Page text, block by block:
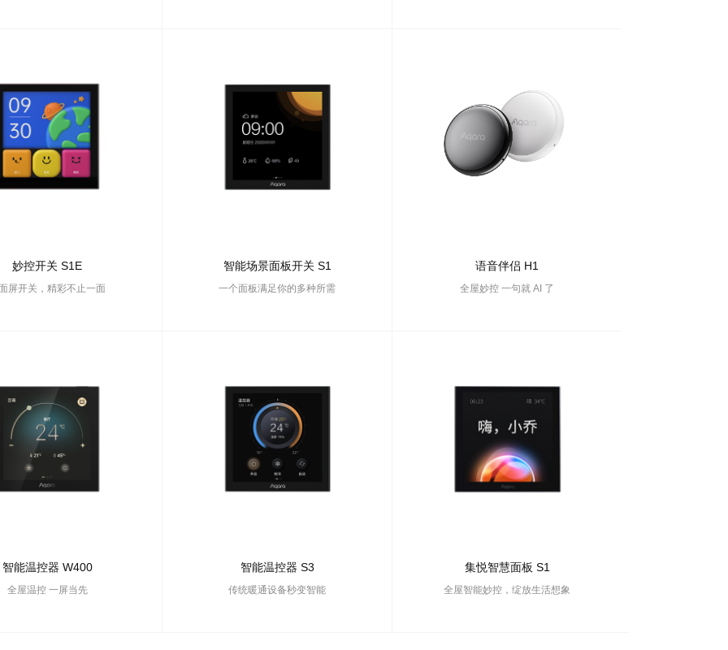
妙控开关 S1E
屏开关，精彩不止一面
智能场景面板开关 S1
一个面板满足你的多种所需
语音伴侣 H1
全屋妙控 一句就 AI 了
智能温控器 W400
全屋温控 一屏当先
智能温控器 S3
传统暖通设备秒变智能
集悦智慧面板 S1
全屋智能妙控，绽放生活想象